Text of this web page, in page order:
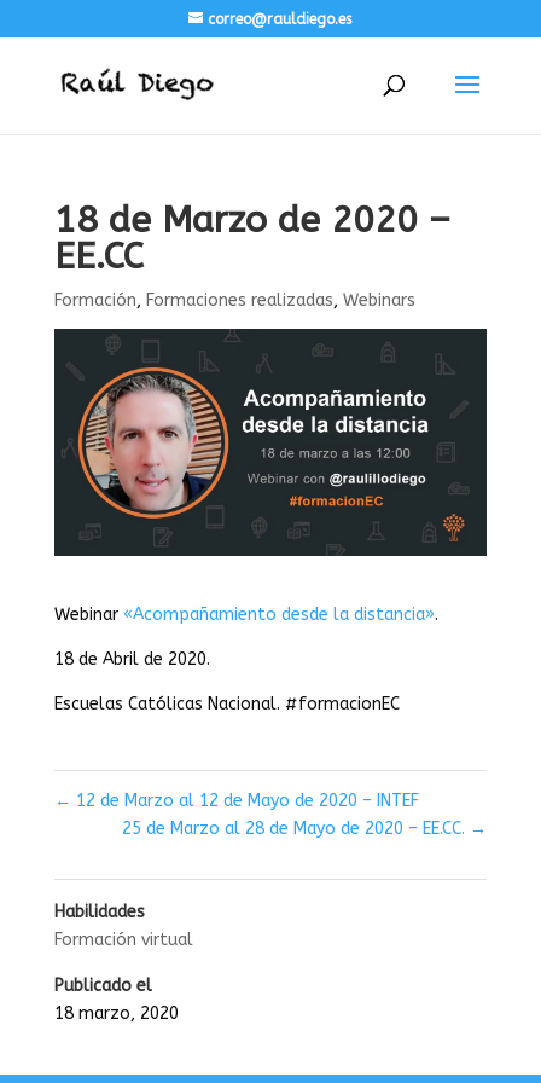
correo@rauldiego.es
18 de Marzo de 2020 –
EE.CC
Formación, Formaciones realizadas, Webinars
Webinar «Acompañamiento desde la distancia».
18 de Abril de 2020.
Escuelas Católicas Nacional. #formacionEC
← 12 de Marzo al 12 de Mayo de 2020 – INTEF
25 de Marzo al 28 de Mayo de 2020 – EE.CC. →
Habilidades
Formación virtual
Publicado el
18 marzo, 2020